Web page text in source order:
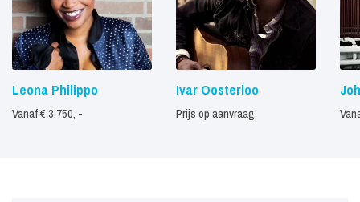
Leona Philippo
Vanaf € 3.750, -
Ivar Oosterloo
Prijs op aanvraag